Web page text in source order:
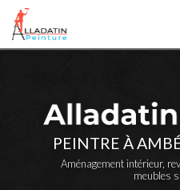
Aller
contenu
principal
PEINTRE À
Aménagement intérieur,
meubles